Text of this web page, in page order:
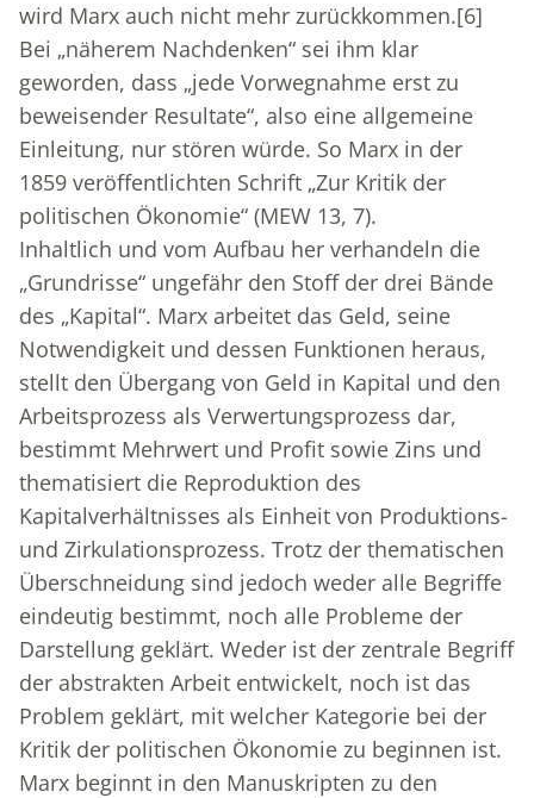
wird Marx auch nicht mehr zurückkommen.[6]
Bei „näherem Nachdenken“ sei ihm klar
geworden, dass „jede Vorwegnahme erst zu
beweisender Resultate“, also eine allgemeine
Einleitung, nur stören würde. So Marx in der
1859 veröffentlichten Schrift „Zur Kritik der
politischen Ökonomie“ (MEW 13, 7).
Inhaltlich und vom Aufbau her verhandeln die
„Grundrisse“ ungefähr den Stoff der drei Bände
des „Kapital“. Marx arbeitet das Geld, seine
Notwendigkeit und dessen Funktionen heraus,
stellt den Übergang von Geld in Kapital und den
Arbeitsprozess als Verwertungsprozess dar,
bestimmt Mehrwert und Profit sowie Zins und
thematisiert die Reproduktion des
Kapitalverhältnisses als Einheit von Produktions-
und Zirkulationsprozess. Trotz der thematischen
Überschneidung sind jedoch weder alle Begriffe
eindeutig bestimmt, noch alle Probleme der
Darstellung geklärt. Weder ist der zentrale Begriff
der abstrakten Arbeit entwickelt, noch ist das
Problem geklärt, mit welcher Kategorie bei der
Kritik der politischen Ökonomie zu beginnen ist.
Marx beginnt in den Manuskripten zu den